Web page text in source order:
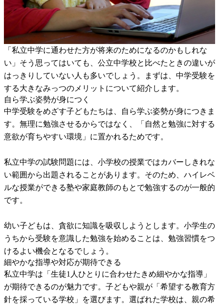
「私立中学に通わせた方が将来のためになるのかもしれな
い」そう思ってはいても、公立中学校と比べたときの違いが
はっきりしていない人も多いでしょう。まずは、中学受験を
する大きなみっつのメリットについて紹介します。
自ら学ぶ姿勢が身につく
中学受験をめざす子どもたちは、自ら学ぶ姿勢が身につきま
す。無理に勉強させるからではなく、「自然と勉強に対する
意欲が育ちやすい環境」に置かれるためです。
私立中学の試験問題には、小学校の授業ではカバーしきれな
い範囲から出題されることがあります。そのため、ハイレベ
ルな授業ができる塾や家庭教師のもとで勉強するのが一般的
です。
幼い子どもは、貪欲に知識を吸収しようとします。小学生の
うちから受験を意識した勉強を始めることは、勉強習慣をつ
けるよい機会となるでしょう。
細やかな指導や対応が期待できる
私立中学は「生徒1人ひとりに合わせたきめ細やかな指導」
が期待できるのが魅力です。子どもや親が「希望する教育方
針を採っている学校」を選びます。選ばれた学校は、親の希